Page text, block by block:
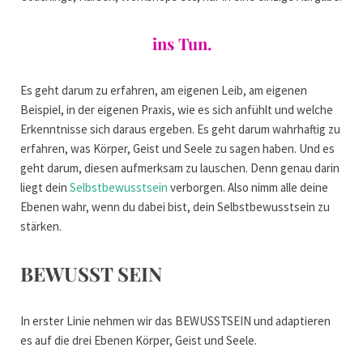
ins Tun.
Es geht darum zu erfahren, am eigenen Leib, am eigenen
Beispiel, in der eigenen Praxis, wie es sich anfühlt und welche
Erkenntnisse sich daraus ergeben. Es geht darum wahrhaftig zu
erfahren, was Körper, Geist und Seele zu sagen haben. Und es
geht darum, diesen aufmerksam zu lauschen. Denn genau darin
liegt dein Selbstbewusstsein verborgen. Also nimm alle deine
Ebenen wahr, wenn du dabei bist, dein Selbstbewusstsein zu
stärken.
BEWUSST SEIN
In erster Linie nehmen wir das BEWUSSTSEIN und adaptieren
es auf die drei Ebenen Körper, Geist und Seele.